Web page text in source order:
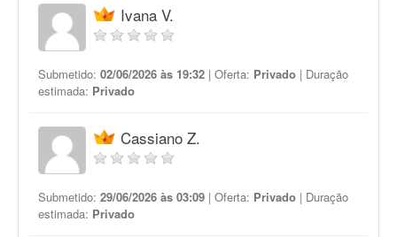
Ivana V.
Submetido: 02/06/2026 às 19:32 | Oferta: Privado | Duração
estimada: Privado
Cassiano Z.
Submetido: 29/06/2026 às 03:09 | Oferta: Privado | Duração
estimada: Privado